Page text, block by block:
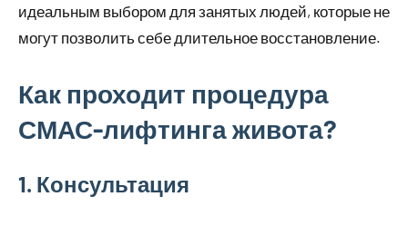
идеальным выбором для занятых людей, которые не
могут позволить себе длительное восстановление.
Как проходит процедура
СМАС-лифтинга живота?
1. Консультация